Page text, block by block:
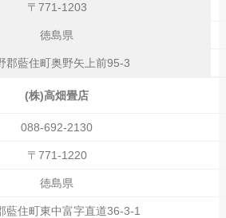
〒771-1203
徳島県
郡藍住町奥野矢上前95-3
(株)高畑畳店
088-692-2130
〒771-1220
徳島県
藍住町東中富字直道36-3-1